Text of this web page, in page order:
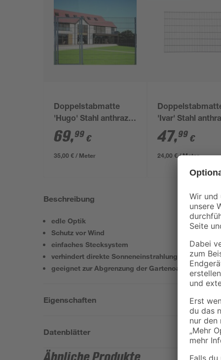
Doppelstabmatte
'Hugo' Stahl anthrazit
200 x 180 cm
69,99 €
35,00 € / Meter
'Ivar' Stahl
200 x 123 cm
47,99 €
24,00 € / Meter
Beschreibung
edle Optik
Schutz vor Wind
einfaches Stecksystem
verhindert direkte Sonneneinstrahlung
geeignet zur Abgrenzung der Gartenoase
Eigenschaften
Datenblätter